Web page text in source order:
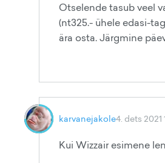
Otselende tasub veel
(nt325.- ühele edasi-
ära osta. Järgmine
karvanejakole4. dets 2021
Kui Wizzair esimene